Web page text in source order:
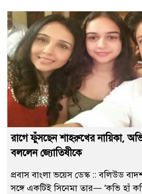
রাগে ফুঁসছেন শাহরুখের নায়িকা,
বললেন জ্যোতিষীকে
প্রবাস বাংলা ভয়েস ডেস্ক :: বলিউড
সঙ্গে একটিই সিনেমা তার— ‘কভি হাঁ